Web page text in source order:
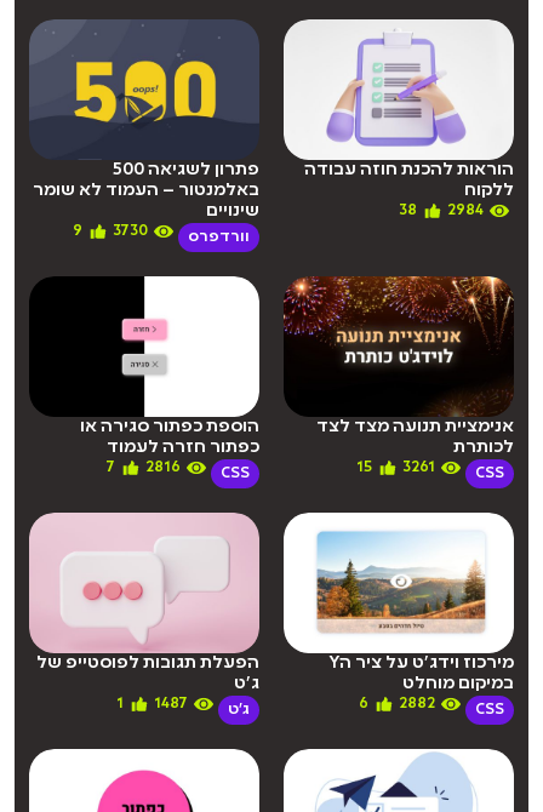
הוראות להכנת חוזה עבודה
ללקוח
2984
38
פתרון לשגיאה 500
באלמנטור – העמוד לא שומר
שינויים
וורדפרס 3730
9
אנימציית תנועה מצד לצד
לכותרת
CSS
3261
15
הוספת כפתור סגירה או
כפתור חזרה לעמוד
CSS
2816
7
מירכוז וידג’ט על ציר הY
במיקום מוחלט
CSS
2882
6
הפעלת תגובות לפוסטייפ של
ג’ט
ג'ט 1487
1